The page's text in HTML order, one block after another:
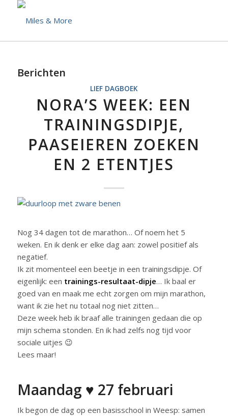
Berichten
LIEF DAGBOEK
NORA’S WEEK: EEN
TRAININGSDIPJE,
PAASEIEREN ZOEKEN
EN 2 ETENTJES
Nog 34 dagen tot de marathon… Of noem het 5
weken. En ik denk er elke dag aan: zowel positief als
negatief.
Ik zit momenteel een beetje in een trainingsdipje. Of
eigenlijk: een trainings-resultaat-dipje… Ik baal er
goed van en maak me echt zorgen om mijn marathon,
want ik zie het nu totaal nog niet zitten…
Deze week heb ik braaf alle trainingen gedaan die op
mijn schema stonden. En ik had zelfs nog tijd voor
sociale uitjes 😉
Lees maar!
Maandag ♥ 27 februari
Ik begon de dag op een basisschool in Weesp: samen